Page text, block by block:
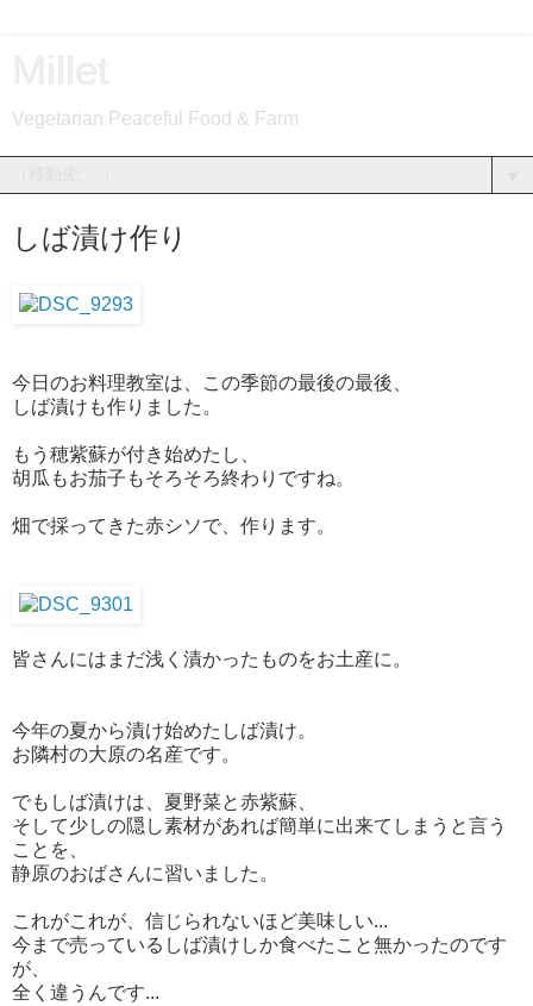
Vegetarian Peaceful Food & Farm
しば漬け作り
今日のお料理教室は、この季節の最後の最後、
しば漬けも作りました。
もう穂紫蘇が付き始めたし、
胡瓜もお茄子もそろそろ終わりですね。
畑で採ってきた赤シソで、作ります。
皆さんにはまだ浅く漬かったものをお土産に。
今年の夏から漬け始めたしば漬け。
お隣村の大原の名産です。
でもしば漬けは、夏野菜と赤紫蘇、
そして少しの隠し素材があれば簡単に出来てしまうと言う
ことを、
静原のおばさんに習いました。
これがこれが、信じられないほど美味しい...
今まで売っているしば漬けしか食べたこと無かったのです
が、
全く違うんです...